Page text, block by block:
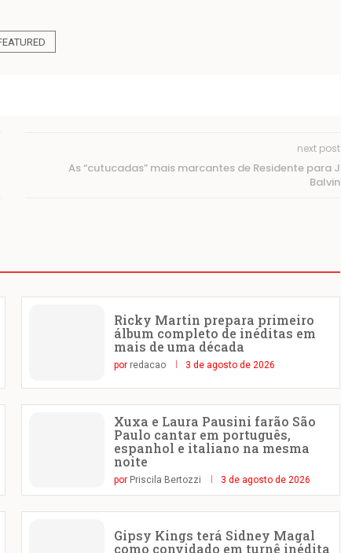
next post
As “cutucadas” mais marcantes de Residente para J
Balvin
Ricky Martin prepara primeiro
álbum completo de inéditas em
mais de uma década
por redacao 3 de agosto de 2026
Xuxa e Laura Pausini farão São
Paulo cantar em português,
espanhol e italiano na mesma
noite
por Priscila Bertozzi 3 de agosto de 2026
Gipsy Kings terá Sidney Magal
como convidado em turnê inédita